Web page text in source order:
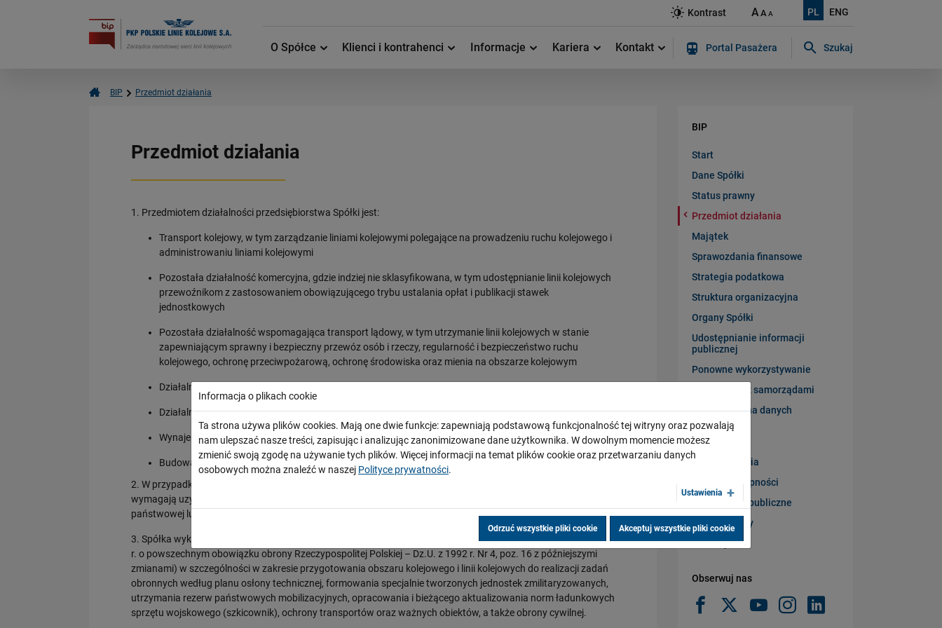
PL ENG
Kontrast AAA
O Spółce Klienci i kontrahenci Informacje Kariera Kontakt Portal Pasażera Szukaj
BIP Przedmiot działania
Przedmiot działania
1. Przedmiotem działalności przedsiębiorstwa Spółki jest:
Transport kolejowy, w tym zarządzanie liniami kolejowymi polegające na prowadzeniu ruchu kolejowego i
administrowaniu liniami kolejowymi
Pozostała działalność komercyjna, gdzie indziej nie sklasyfikowana, w tym udostępnianie linii kolejowych
przewoźnikom z zastosowaniem obowiązującego trybu ustalania opłat i publikacji stawek
jednostkowych
Pozostała działalność wspomagająca transport lądowy, w tym utrzymanie linii kolejowych w stanie
zapewniającym sprawny i bezpieczny przewóz osób i rzeczy, regularność i bezpieczeństwo ruchu
kolejowego, ochronę przeciwpożarową, ochronę środowiska oraz mienia na obszarze kolejowym
Działalność geodezyjna i kartograficzna
Działalność dochodzeniowo-detektywistyczna i ochroniarska
Wynajem sprzętu budowlanego i burzącego z obsługą operatorską
Budowa dróg szynowych i kołowych
2. W przypadku, gdy na prowadzenie określonej działalności w ramach przedsiębiorstwa Spółki przepisy
wymagają uzyskania specjalnych zezwoleń lub koncesji wydawanych przez właściwe organy administracji
państwowej lub samorządowej, działalność ta może być podjęta dopiero po ich uzyskaniu.
3. Spółka wykonuje zadania związane z powszechnym obowiązkiem obrony (ustawa z dnia 21 listopada 1967
r. o powszechnym obowiązku obrony Rzeczypospolitej Polskiej – Dz.U. z 1992 r. Nr 4, poz. 16 z późniejszymi
zmianami) w szczególności w zakresie przygotowania obszaru kolejowego i linii kolejowych do realizacji zadań
obronnych według planu osłony technicznej, formowania specjalnie tworzonych jednostek zmilitaryzowanych,
utrzymania rezerw państwowych mobilizacyjnych, opracowania i bieżącego aktualizowania norm ładunkowych
sprzętu wojskowego (szkicownik), ochrony transportów oraz ważnych obiektów, a także obrony cywilnej.
BIP
Start
Dane Spółki
Status prawny
Przedmiot działania
Majątek
Sprawozdania finansowe
Strategia podatkowa
Struktura organizacyjna
Organy Spółki
Udostępnianie informacji
publicznej
Ponowne wykorzystywanie
Współpraca z samorządami
SOK – ochrona danych
osobowych
Ogłoszenia
Obwieszczenia
Raport dostępności
Zamówienia publiczne
Raport roczny
Redakcja BIP
Obserwuj nas
Informacja o plikach cookie
Ta strona używa plików cookies. Mają one dwie funkcje: zapewniają podstawową funkcjonalność tej witryny oraz pozwalają
nam ulepszać nasze treści, zapisując i analizując zanonimizowane dane użytkownika. W dowolnym momencie możesz
zmienić swoją zgodę na używanie tych plików. Więcej informacji na temat plików cookie oraz przetwarzaniu danych
osobowych można znaleźć w naszej Polityce prywatności.
Ustawienia
Odrzuć wszystkie pliki cookie Akceptuj wszystkie pliki cookie